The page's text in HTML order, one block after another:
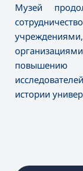
Музей
истории